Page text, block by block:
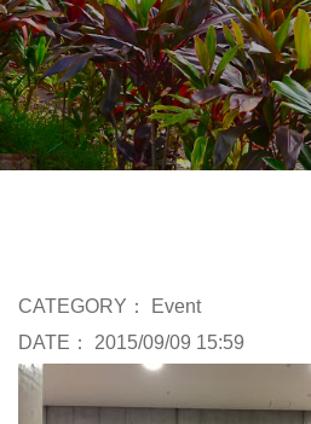
CATEGORY：
Event
DATE： 2015/09/09 15:59